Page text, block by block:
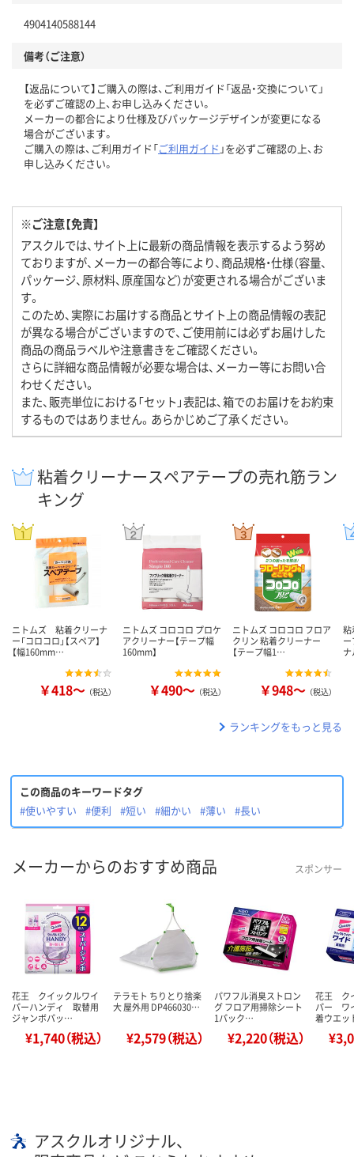
4904140588144
備考（ご注意）
【返品について】ご購入の際は、ご利用ガイド「返品・交換について」
を必ずご確認の上、お申し込みください。
メーカーの都合により仕様及びパッケージデザインが変更になる
場合がございます。
ご購入の際は、ご利用ガイド「ご利用ガイド 」を必ずご確認の上、お
申し込みください。
※ご注意【免責】
アスクルでは、サイト上に最新の商品情報を表示するよう努め
ておりますが、メーカーの都合等により、商品規格・仕様（容量、
パッケージ、原材料、原産国など）が変更される場合がございま
す。
このため、実際にお届けする商品とサイト上の商品情報の表記
が異なる場合がございますので、ご使用前には必ずお届けした
商品の商品ラベルや注意書きをご確認ください。
さらに詳細な商品情報が必要な場合は、メーカー等にお問い合
わせください。
また、販売単位における「セット」表記は、箱でのお届けをお約束
するものではありません。あらかじめご了承ください。
粘着クリーナースペアテープの売れ筋ラン
キング
ニトムズ 粘着クリーナ
ー「コロコロ」【スペア】
【幅160mm…
￥418～ （税込）
ニトムズ コロコロ プロケ
アクリーナー【テープ幅
160mm】
￥490～ （税込）
ニトムズ コロコロ フロア
クリン 粘着クリーナー
【テープ幅1…
￥948～ （税込）
粘
ランキングをもっと見る
この商品のキーワードタグ
#使いやすい
#便利 #短い #細かい #薄い #長い
メーカーからのおすすめ商品 スポンサー
花王 クイックルワイ
パーハンディ 取替用
ジャンボパッ…
¥1,740（税込）
テラモト ちりとり捨楽
大 屋外用 DP466030…
¥2,579（税込）
パワフル消臭ストロン
グ フロア用掃除シート
1パック…
¥2,220（税込）
花王 ク
パー ワ
着ウエ
アスクルオリジナル、